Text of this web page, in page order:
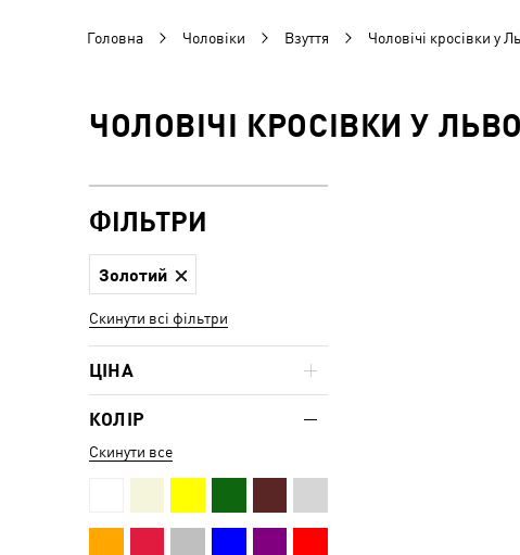
Головна Чоловіки Взуття Чоловічі кросівки у
ЧОЛОВІЧІ КРОСІВКИ У
ФІЛЬТРИ
Золотий
Скинути всі фільтри
ЦІНА
КОЛІР
Скинути все